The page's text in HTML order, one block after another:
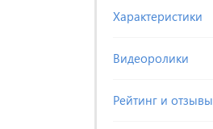
Характеристики
Видеоролики
Рейтинг и отзывы